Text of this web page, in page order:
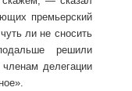
премьерский
ли не сносить
решили
делегации